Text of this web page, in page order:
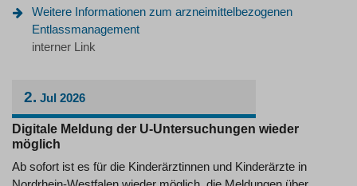
Weitere Informationen zum arzneimittelbezogenen
Entlassmanagement
interner Link
2. Jul 2026
Digitale Meldung der U-Untersuchungen wieder
möglich
Ab sofort ist es für die Kinderärztinnen und Kinderärzte in